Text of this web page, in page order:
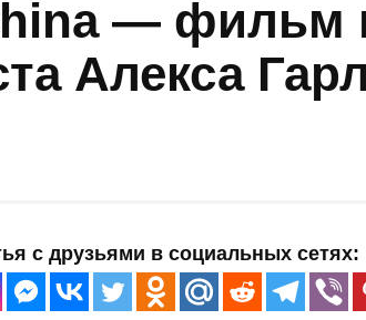
— фильм
Алекса
с друзьями в социальных сетях: